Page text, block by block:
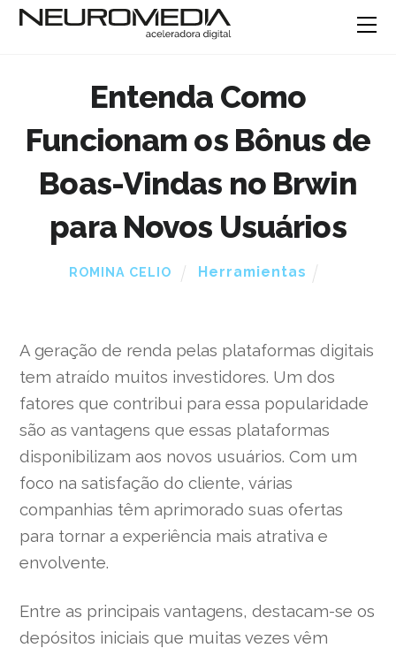
Entenda Como
Funcionam os Bônus de
Boas-Vindas no Brwin
para Novos Usuários
ROMINA CELIO Herramientas
A geração de renda pelas plataformas digitais
tem atraído muitos investidores. Um dos
fatores que contribui para essa popularidade
são as vantagens que essas plataformas
disponibilizam aos novos usuários. Com um
foco na satisfação do cliente, várias
companhias têm aprimorado suas ofertas
para tornar a experiência mais atrativa e
envolvente.
Entre as principais vantagens, destacam-se os
depósitos iniciais que muitas vezes vêm